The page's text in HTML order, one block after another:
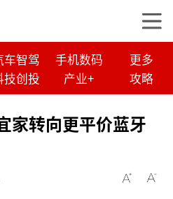
车智驾 手机数码
更多
技创投 产业+ 攻略
家转向更平价蓝牙